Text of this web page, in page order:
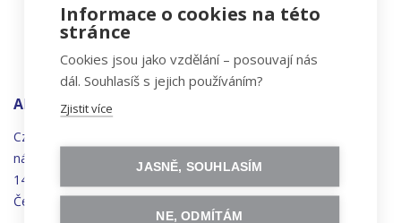
ADRESA
Czechitas, z.ú.
náměstí
Synků 1748/17
140 00 Praha 4 - Nusle
Česká republika
Informace o cookies na této
stránce
Cookies jsou jako vzdělání – posouvají nás
dál. Souhlasíš s jejich používáním?
Zjistit více
JASNĚ, SOUHLASÍM
NE, ODMÍTÁM